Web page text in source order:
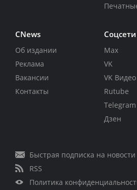
CNews
Об издании
Реклама
Вакансии
Контакты
Соцсети
Max
VK
VK Видео
Rutube
Telegram
Дзен
Быстрая подписка на новости
RSS
Политика